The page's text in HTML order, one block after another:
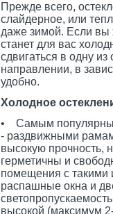
Прежде всего,
слайдерное, или
даже зимой. Если вы
станет для вас
сдвигаться в одну
направлении, в
удобно.
Холодное
• Самым популярным
- раздвижными
высокую прочность,
герметичны и
помещения с такими
распашные окна и
высокой (максимум